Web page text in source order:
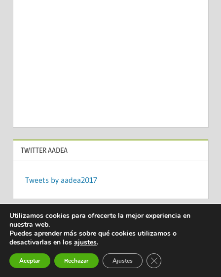
TWITTER AADEA
Tweets by aadea2017
© 2010-2022AADEA. Todos los derechos reservados
privacidad |Acerca de las cookies
info@aadea.es|
Mantenido porCapacitaenred.net| eLearning y soporte a la
Utilizamos cookies para ofrecerte la mejor experiencia en
nuestra web.
Puedes aprender más sobre qué cookies utilizamos o
desactivarlas en los ajustes.
Aceptar Rechazar Ajustes Cerrar el banner de